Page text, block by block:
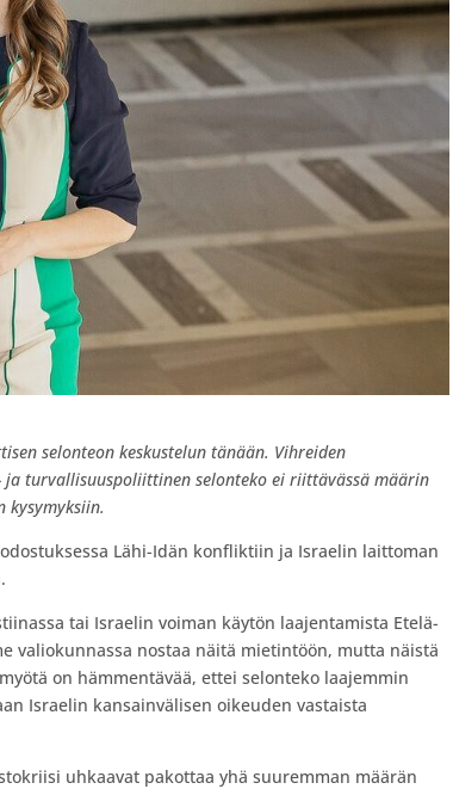
selonteon keskustelun tänään. Vihreiden
turvallisuuspoliittinen selonteko ei riittävässä määrin
kysymyksiin.
Lähi-Idän konfliktiin ja Israelin laittoman
tai Israelin voiman käytön laajentamista Etelä-
valiokunnassa nostaa näitä mietintöön, mutta näistä
on hämmentävää, ettei selonteko laajemmin
Israelin kansainvälisen oikeuden vastaista
uhkaavat pakottaa yhä suuremman määrän